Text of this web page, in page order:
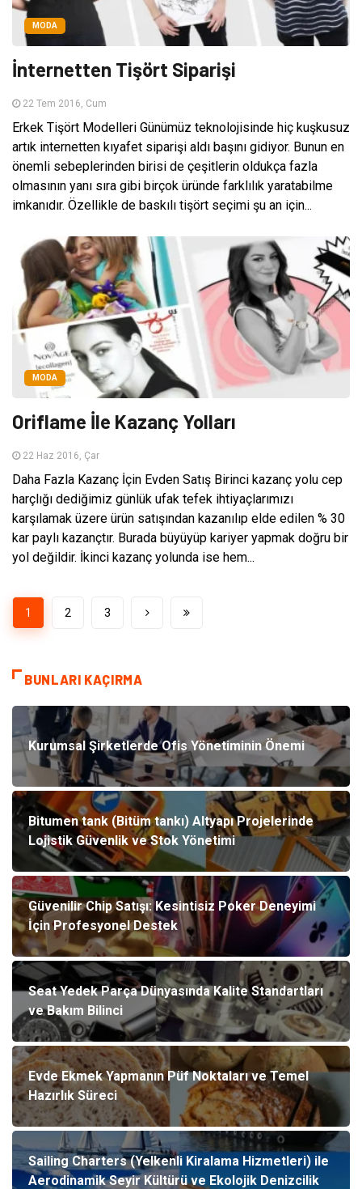
MODA
İnternetten Tişört Siparişi
22 Tem 2016, Cum
Erkek Tişört Modelleri Günümüz teknolojisinde hiç kuşkusuz
artık internetten kıyafet siparişi aldı başını gidiyor. Bunun en
önemli sebeplerinden birisi de çeşitlerin oldukça fazla
olmasının yanı sıra gibi birçok üründe farklılık yaratabilme
imkanıdır. Özellikle de baskılı tişört seçimi şu an için...
MODA
Oriflame İle Kazanç Yolları
22 Haz 2016, Çar
Daha Fazla Kazanç İçin Evden Satış Birinci kazanç yolu cep
harçlığı dediğimiz günlük ufak tefek ihtiyaçlarımızı
karşılamak üzere ürün satışından kazanılıp elde edilen % 30
kar paylı kazançtır. Burada büyüyüp kariyer yapmak doğru bir
yol değildir. İkinci kazanç yolunda ise hem...
1 2 3
BUNLARI KAÇIRMA
Kurumsal Şirketlerde Ofis Yönetiminin Önemi
Bitumen tank (Bitüm tankı) Altyapı Projelerinde
Lojistik Güvenlik ve Stok Yönetimi
Güvenilir Chip Satışı: Kesintisiz Poker Deneyimi
İçin Profesyonel Destek
Seat Yedek Parça Dünyasında Kalite Standartları
ve Bakım Bilinci
Evde Ekmek Yapmanın Püf Noktaları ve Temel
Hazırlık Süreci
Sailing Charters (Yelkenli Kiralama Hizmetleri) ile
Aerodinamik Seyir Kültürü ve Ekolojik Denizcilik